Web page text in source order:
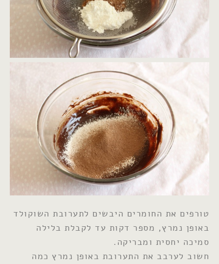
טורפים את החומרים היבשים לתערובת השוקולד
באופן נמרץ, מספר דקות עד לקבלת בלילה
סמיכה יחסית ומבריקה.
חשוב לערבב את התערובת באופן נמרץ כמה